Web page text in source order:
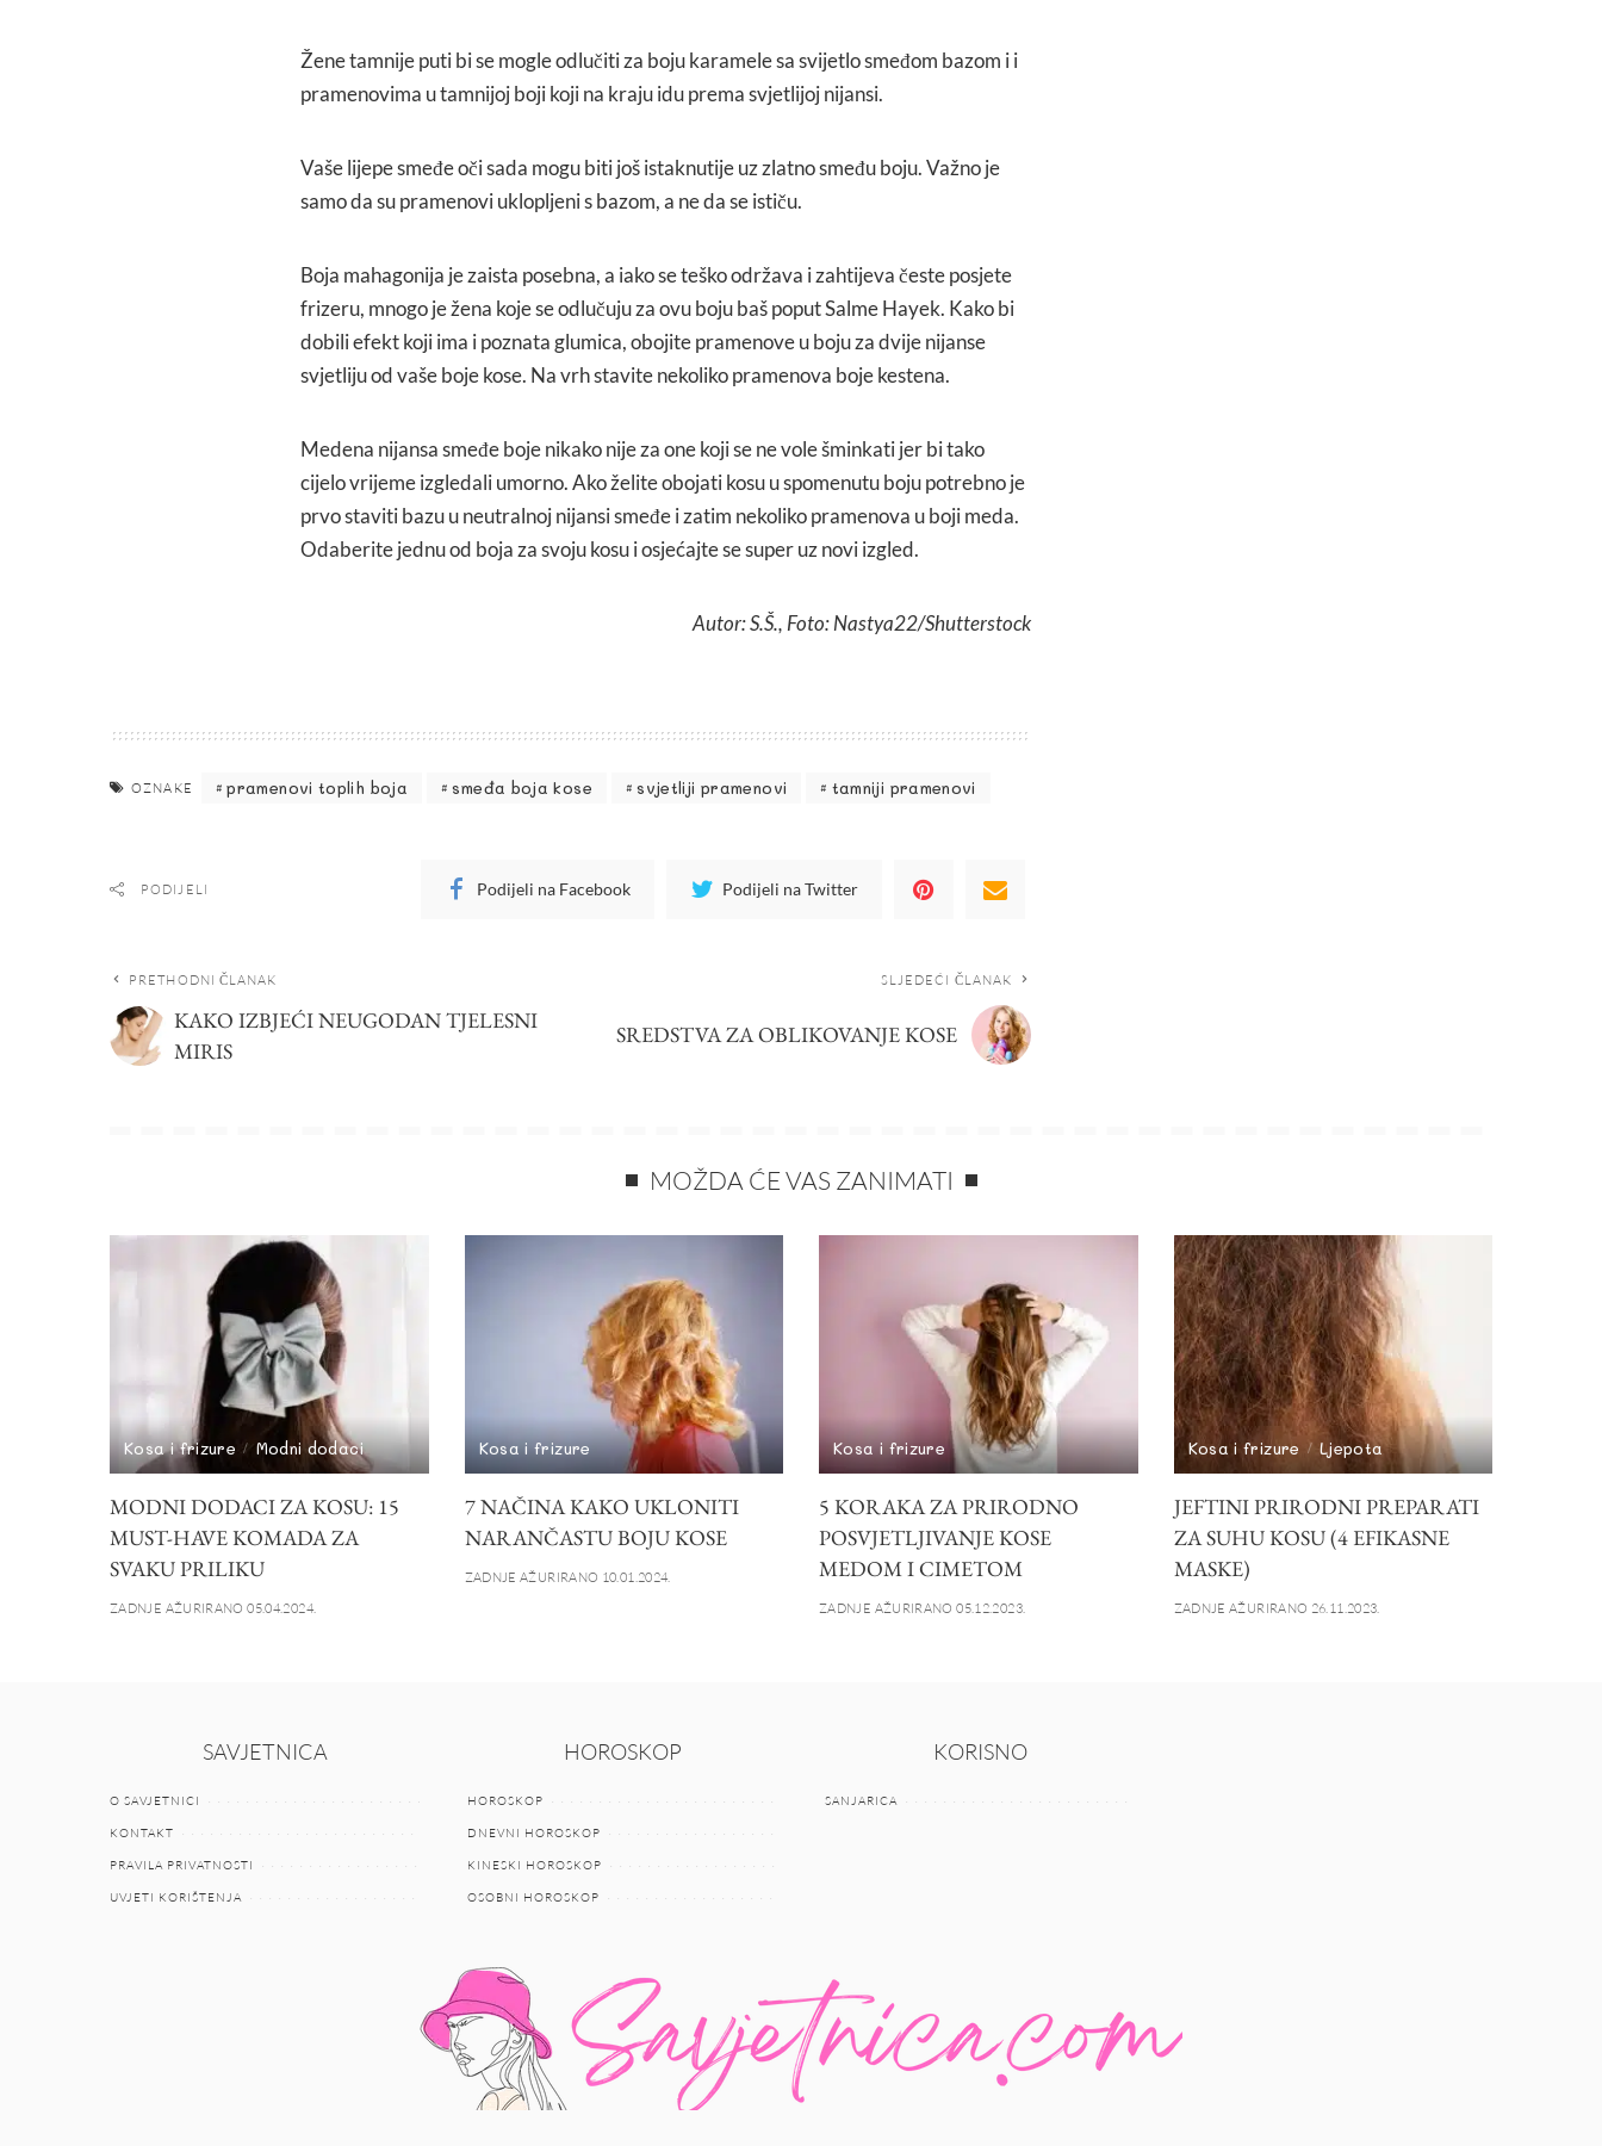
Žene tamnije puti bi se mogle odlučiti za boju karamele sa svijetlo smeđom bazom i i
pramenovima u tamnijoj boji koji na kraju idu prema svjetlijoj nijansi.
Vaše lijepe smeđe oči sada mogu biti još istaknutije uz zlatno smeđu boju. Važno je
samo da su pramenovi uklopljeni s bazom, a ne da se ističu.
Boja mahagonija je zaista posebna, a iako se teško održava i zahtijeva česte posjete
frizeru, mnogo je žena koje se odlučuju za ovu boju baš poput Salme Hayek. Kako bi
dobili efekt koji ima i poznata glumica, obojite pramenove u boju za dvije nijanse
svjetliju od vaše boje kose. Na vrh stavite nekoliko pramenova boje kestena.
Medena nijansa smeđe boje nikako nije za one koji se ne vole šminkati jer bi tako
cijelo vrijeme izgledali umorno. Ako želite obojati kosu u spomenutu boju potrebno je
prvo staviti bazu u neutralnoj nijansi smeđe i zatim nekoliko pramenova u boji meda.
Odaberite jednu od boja za svoju kosu i osjećajte se super uz novi izgled.
Autor: S.Š., Foto: Nastya22/Shutterstock
OZNAKE pramenovi toplih boja smeđa boja kose svjetliji pramenovi tamniji pramenovi
PODIJELI Podijeli na Facebook Podijeli na Twitter
PRETHODNI ČLANAK
KAKO IZBJEĆI NEUGODAN TJELESNI
MIRIS
SLJEDEĆI ČLANAK
SREDSTVA ZA OBLIKOVANJE KOSE
MOŽDA ĆE VAS ZANIMATI
Kosa i frizure Modni dodaci
MODNI DODACI ZA KOSU: 15
MUST-HAVE KOMADA ZA
SVAKU PRILIKU
ZADNJE AŽURIRANO 05.04.2024.
Kosa i frizure
7 NAČINA KAKO UKLONITI
NARANČASTU BOJU KOSE
ZADNJE AŽURIRANO 10.01.2024.
Kosa i frizure
5 KORAKA ZA PRIRODNO
POSVJETLJIVANJE KOSE
MEDOM I CIMETOM
ZADNJE AŽURIRANO 05.12.2023.
Kosa i frizure Ljepota
JEFTINI PRIRODNI PREPARATI
ZA SUHU KOSU (4 EFIKASNE
MASKE)
ZADNJE AŽURIRANO 26.11.2023.
SAVJETNICA
O SAVJETNICI
KONTAKT
PRAVILA PRIVATNOSTI
UVJETI KORIŠTENJA
HOROSKOP
HOROSKOP
DNEVNI HOROSKOP
KINESKI HOROSKOP
OSOBNI HOROSKOP
KORISNO
SANJARICA